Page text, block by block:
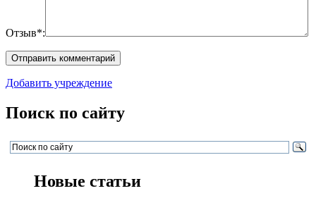
Отзыв*:
Добавить учреждение
Поиск по сайту
Новые статьи